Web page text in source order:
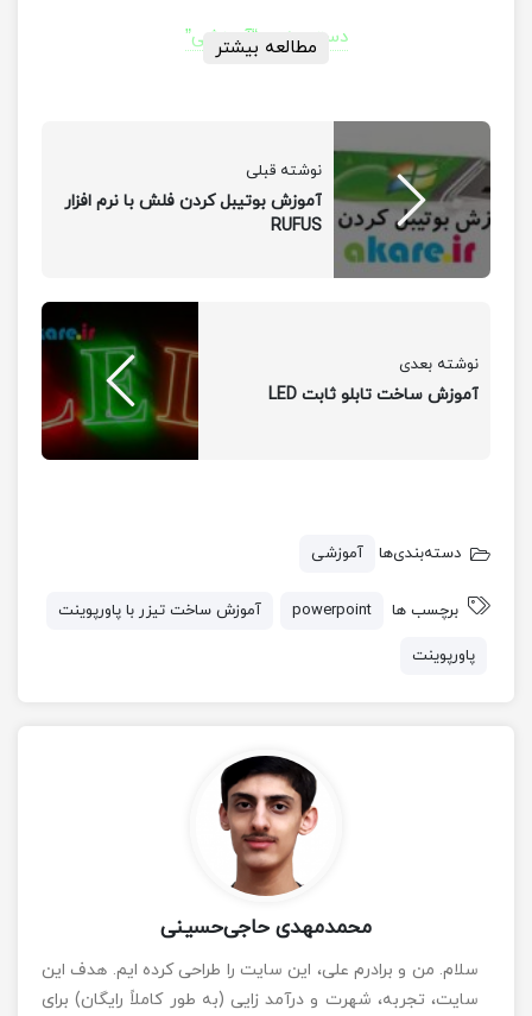
دسته بندی “آموزشی”
مطالعه بیشتر
نوشته قبلی
آموزش بوتیبل کردن فلش با نرم افزار
RUFUS
نوشته بعدی
آموزش ساخت تابلو ثابت LED
دسته‌بندی‌ها آموزشی
برچسب ها powerpoint آموزش ساخت تیزر با پاورپوینت
پاورپوینت
محمدمهدی حاجی‌حسینی
سلام. من و برادرم علی، این سایت را طراحی کرده ایم. هدف این
سایت، تجربه، شهرت و درآمد زایی (به طور کاملاً رایگان) برای